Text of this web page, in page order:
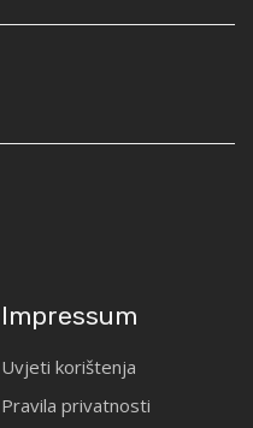
Impressum
Uvjeti korištenja
Pravila privatnosti